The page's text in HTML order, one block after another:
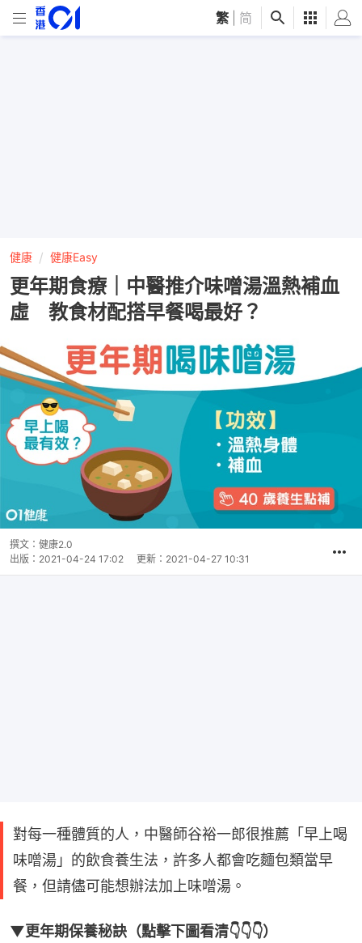
繁 简
健康 健康Easy
更年期食療｜中醫推介味噌湯溫熱補血
虛 教食材配搭早餐喝最好？
撰文： 健康2.0
出版： 2021-04-24 17:02 更新： 2021-04-27 10:31
對每一種體質的人，中醫師谷裕一郎很推薦「早上喝
味噌湯」的飲食養生法，許多人都會吃麵包類當早
餐，但請儘可能想辦法加上味噌湯。
▼更年期保養秘訣（點擊下圖看清👇👇👇）